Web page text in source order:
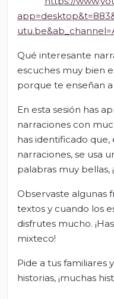
Qué interesante
escuches muy bien
porque te enseñan
En esta sesión has
narraciones con
has identificado que,
narraciones, se usa
palabras muy bellas,
Observaste algunas
textos y cuando los
disfrutes mucho.
mixteco!
Pide a tus familiares
historias, ¡muchas